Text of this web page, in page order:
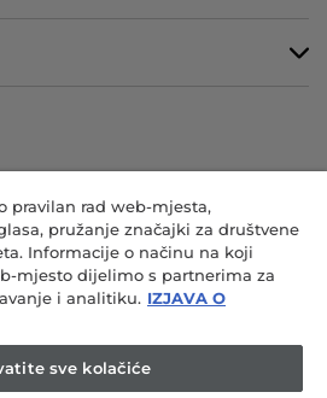
– s jednim članom – REGISTRIRANO
20861 Brugherio (MB) – Italija –
Via Privata Eden Fumagalli snc –
br. 20/A-22 – 20871 Vimercate (MB)
cijelosti uplaćen – por. br. i broj upisa u
Milan-Monza-Brianza-Lodi 04666310158
pravilan rad web-mjesta,
pružanje značajki za društvene
Informacije o načinu na koji
mjesto dijelimo s partnerima za
i analitiku. IZJAVA O
sve kolačiće